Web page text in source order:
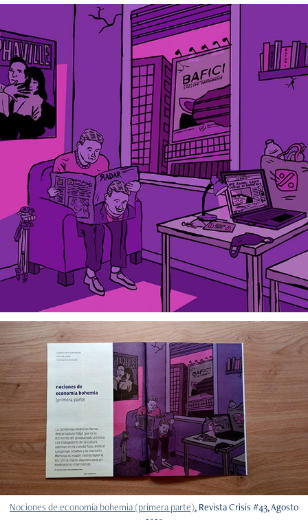
Nociones de economía bohemia (primera parte), Revista Crisis #43, Agosto